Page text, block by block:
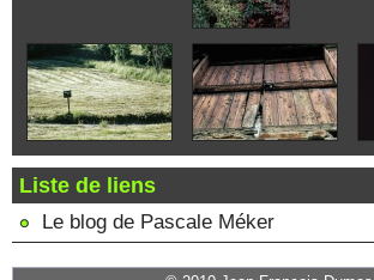
Liste de liens
Le blog de Pascale Méker